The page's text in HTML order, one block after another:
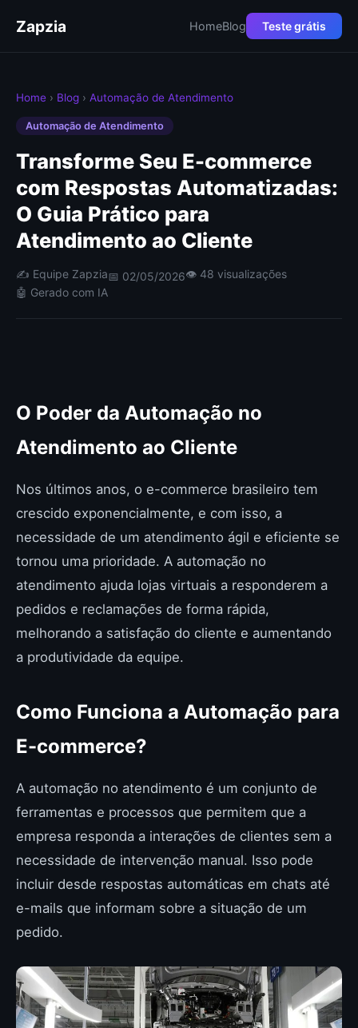
Zapzia HomeBlog Teste grátis
Home › Blog › Automação de Atendimento
Automação de Atendimento
Transforme Seu E-commerce
com Respostas Automatizadas:
O Guia Prático para
Atendimento ao Cliente
✍️ Equipe Zapzia📅 02/05/2026👁 48 visualizações
🤖 Gerado com IA
O Poder da Automação no
Atendimento ao Cliente
Nos últimos anos, o e-commerce brasileiro tem
crescido exponencialmente, e com isso, a
necessidade de um atendimento ágil e eficiente se
tornou uma prioridade. A automação no
atendimento ajuda lojas virtuais a responderem a
pedidos e reclamações de forma rápida,
melhorando a satisfação do cliente e aumentando
a produtividade da equipe.
Como Funciona a Automação para
E-commerce?
A automação no atendimento é um conjunto de
ferramentas e processos que permitem que a
empresa responda a interações de clientes sem a
necessidade de intervenção manual. Isso pode
incluir desde respostas automáticas em chats até
e-mails que informam sobre a situação de um
pedido.